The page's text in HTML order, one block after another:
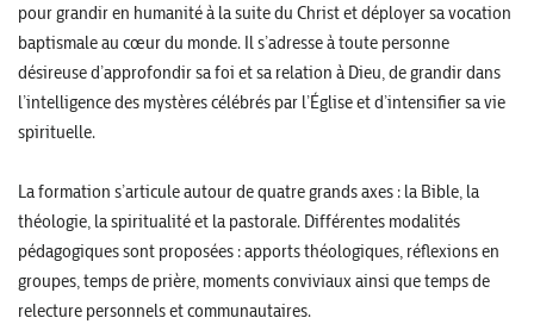
pour grandir en humanité à la suite du Christ et déployer sa vocation
baptismale au cœur du monde. Il s’adresse à toute personne
désireuse d’approfondir sa foi et sa relation à Dieu, de grandir dans
l’intelligence des mystères célébrés par l’Église et d’intensifier sa vie
spirituelle.
La formation s’articule autour de quatre grands axes : la Bible, la
théologie, la spiritualité et la pastorale. Différentes modalités
pédagogiques sont proposées : apports théologiques, réflexions en
groupes, temps de prière, moments conviviaux ainsi que temps de
relecture personnels et communautaires.